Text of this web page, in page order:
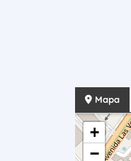
Mapa
+
−